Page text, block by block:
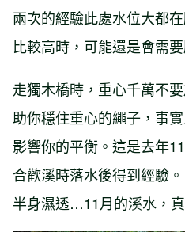
兩次的經驗此處水位大都
比較高時，可能還是會需
走獨木橋時，重心千萬不
助你穩住重心的繩子，事
影響你的平衡。這是去年
合歡溪時落水後得到經驗
半身濕透…11月的溪水，